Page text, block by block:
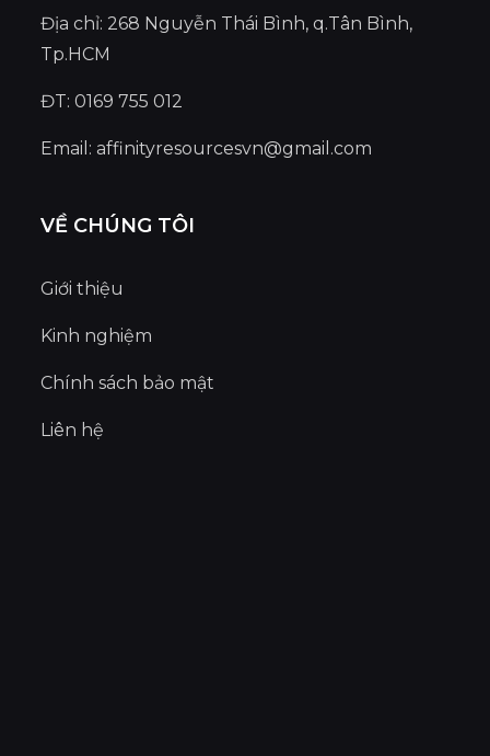
Địa chỉ: 268 Nguyễn Thái Bình, q.Tân Bình,
Tp.HCM
ĐT: 0169 755 012
Email:affinityresourcesvn@gmail.com
VỀ CHÚNG TÔI
Giới thiệu
Kinh nghiệm
Chính sách bảo mật
Liên hệ